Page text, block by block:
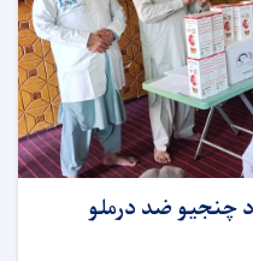
د چنجیو ضد درملو